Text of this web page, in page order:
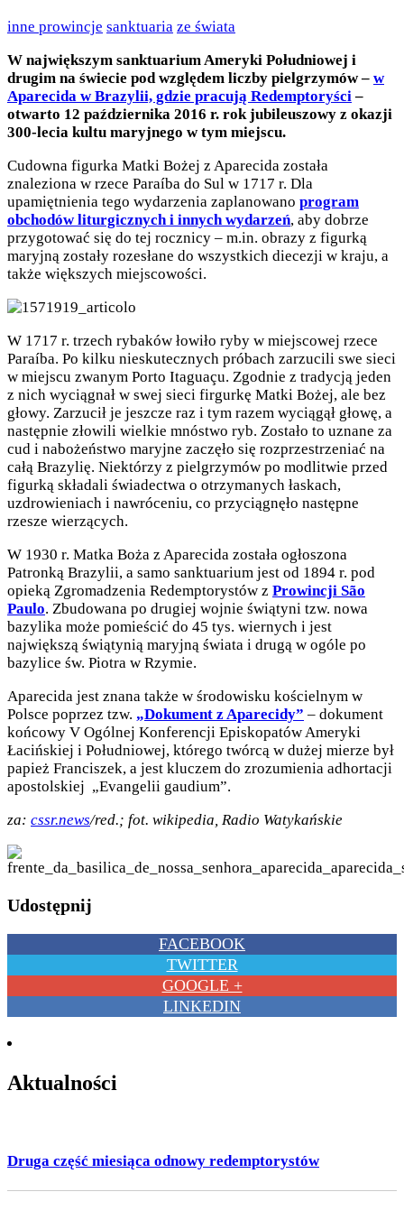
inne prowincje sanktuaria ze świata
W największym sanktuarium Ameryki Południowej i
drugim na świecie pod względem liczby pielgrzymów – w
Aparecida w Brazylii, gdzie pracują Redemptoryści–
otwarto 12 października 2016 r. rok jubileuszowy z okazji
300-lecia kultu maryjnego w tym miejscu.
Cudowna figurka Matki Bożej z Aparecida została
znaleziona w rzece Paraíba do Sul w 1717 r. Dla
upamiętnienia tego wydarzenia zaplanowano program
obchodów liturgicznych i innych wydarzeń, aby dobrze
przygotować się do tej rocznicy – m.in. obrazy z figurką
maryjną zostały rozesłane do wszystkich diecezji w kraju, a
także większych miejscowości.
W 1717 r. trzech rybaków łowiło ryby w miejscowej rzece
Paraíba. Po kilku nieskutecznych próbach zarzucili swe sieci
w miejscu zwanym Porto Itaguaçu. Zgodnie z tradycją jeden
z nich wyciągnał w swej sieci firgurkę Matki Bożej, ale bez
głowy. Zarzucił je jeszcze raz i tym razem wyciągął głowę, a
następnie złowili wielkie mnóstwo ryb. Zostało to uznane za
cud i nabożeństwo maryjne zaczęło się rozprzestrzeniać na
całą Brazylię. Niektórzy z pielgrzymów po modlitwie przed
figurką składali świadectwa o otrzymanych łaskach,
uzdrowieniach i nawróceniu, co przyciągnęło następne
rzesze wierzących.
W 1930 r. Matka Boża z Aparecida została ogłoszona
Patronką Brazylii, a samo sanktuarium jest od 1894 r. pod
opieką Zgromadzenia Redemptorystów z Prowincji São
Paulo. Zbudowana po drugiej wojnie świątyni tzw. nowa
bazylika może pomieścić do 45 tys. wiernych i jest
największą świątynią maryjną świata i drugą w ogóle po
bazylice św. Piotra w Rzymie.
Aparecida jest znana także w środowisku kościelnym w
Polsce poprzez tzw. „Dokument z Aparecidy” – dokument
końcowy V Ogólnej Konferencji Episkopatów Ameryki
Łacińskiej i Południowej, którego twórcą w dużej mierze był
papież Franciszek, a jest kluczem do zrozumienia adhortacji
apostolskiej „Evangelii gaudium”.
za: cssr.news/red.; fot. wikipedia, Radio Watykańskie
Udostępnij
FACEBOOK
TWITTER
GOOGLE +
LINKEDIN
Aktualności
Druga część miesiąca odnowy redemptorystów